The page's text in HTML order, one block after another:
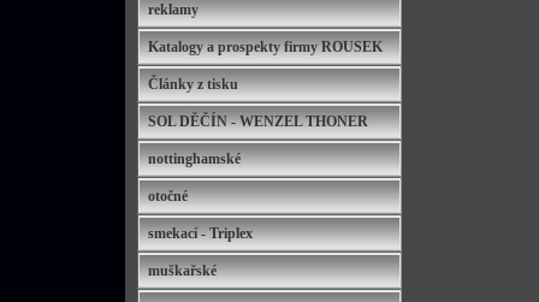
reklamy
Katalogy a prospekty firmy ROUSEK
Články z tisku
SOL DĚČÍN - WENZEL THONER
nottinghamské
otočné
smekací - Triplex
muškařské